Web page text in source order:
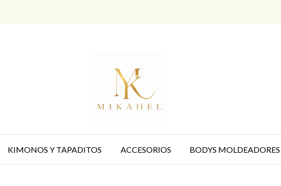
KIMONOS Y TAPADITOS ACCESORIOS BODYS MOLDEADORES